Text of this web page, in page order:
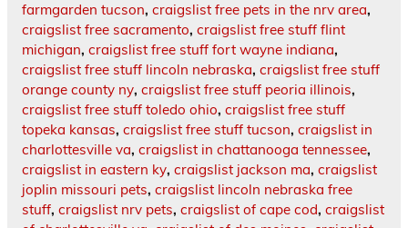
farmgarden tucson, craigslist free pets in the nrv area,
craigslist free sacramento, craigslist free stuff flint
michigan, craigslist free stuff fort wayne indiana,
craigslist free stuff lincoln nebraska, craigslist free stuff
orange county ny, craigslist free stuff peoria illinois,
craigslist free stuff toledo ohio, craigslist free stuff
topeka kansas, craigslist free stuff tucson, craigslist in
charlottesville va, craigslist in chattanooga tennessee,
craigslist in eastern ky, craigslist jackson ma, craigslist
joplin missouri pets, craigslist lincoln nebraska free
stuff, craigslist nrv pets, craigslist of cape cod, craigslist